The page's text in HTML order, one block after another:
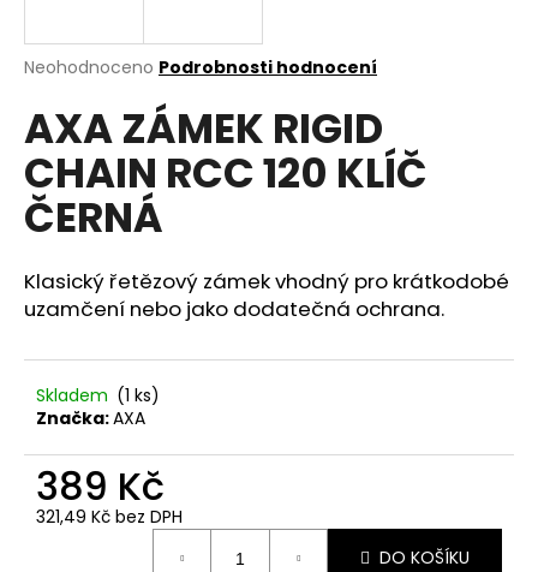
Průměrné
produktu
je
0,0
z
5
hvězdiček.
Neohodnoceno Podrobnosti hodnocení
AXA ZÁMEK RIGID
CHAIN RCC 120 KLÍČ
ČERNÁ
Klasický řetězový zámek vhodný pro krátkodobé
uzamčení nebo jako dodatečná ochrana.
Skladem (1 ks)
Značka:AXA
389 Kč
321,49 Kč bez DPH
DO KOŠÍKU
j
t
?
HLEDAT
D
o
o
u